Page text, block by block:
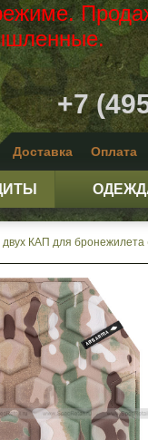
+7
Доставка Оплата
двух КАП для бронежилета